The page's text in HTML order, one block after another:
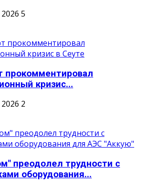
5
прокомментировал
кризис...
2
преодолел трудности с
оборудования...